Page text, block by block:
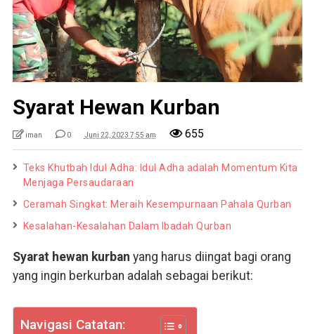
Syarat Hewan Kurban
iman 0 Juni 22, 2023 7:55 am 655
Teks Khutbah Idul Adha: Idul Adha adalah Momentum Kita
Menjaga Persaudaraan
Ceramah Singkat: Meraih Kesempurnaan Pahala Qurban
Kesalahan-Kesalahan Dalam Ibadah Qurban
Syarat hewan kurban yang harus diingat bagi orang
yang ingin berkurban adalah sebagai berikut:
Navigasi Catatan: